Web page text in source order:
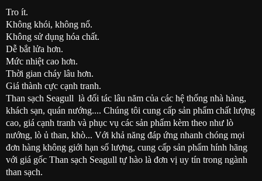
Tro ít.
Không khói, không nổ.
Không sử dụng hóa chất.
Dễ bắt lửa hơn.
Mức nhiệt cao hơn.
Thời gian cháy lâu hơn.
Giá thành cực cạnh tranh.
Than sạch Seagull là đối tác lâu năm của các hệ thống nhà hàng,
khách sạn, quán nướng.... Chúng tôi cung cấp sản phẩm chất lượng
cao, giá cạnh tranh và phục vụ các sản phẩm kèm theo như lò
nướng, lò ủ than, khò... Với khả năng đáp ứng nhanh chóng mọi
đơn hàng không giới hạn số lượng, cung cấp sản phẩm hính hãng
với giá gốc Than sạch Seagull tự hào là đơn vị uy tín trong ngành
than sạch.